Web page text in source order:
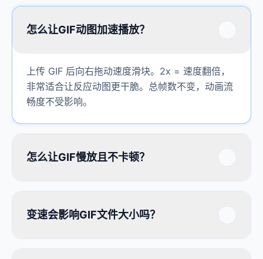
怎么让GIF动图加速播放？
上传 GIF 后向右拖动速度滑块。2x = 速度翻倍，
非常适合让反应动图更干脆。总帧数不变，动画流
畅度不受影响。
怎么让GIF慢放且不卡顿？
变速会影响GIF文件大小吗？